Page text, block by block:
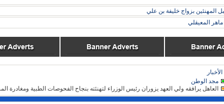
المهنئين بزواج خليفة بن علي
المعيقلي
الأخبار
مجد الوطن
العاهل يرافقه ولي العهد يزوران رئيس الوزراء لتهنئته بنجاح الفحوصات الطبية ومغادرة